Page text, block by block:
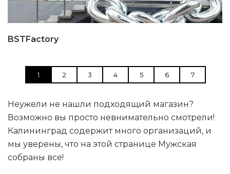
BSTFactory
1 2 3 4 5 6 7
Неужели не нашли подходящий магазин?
Возможно вы просто невнимательно смотрели!
Калининград содержит много организаций, и
мы уверены, что на этой странице Мужская
собраны все!